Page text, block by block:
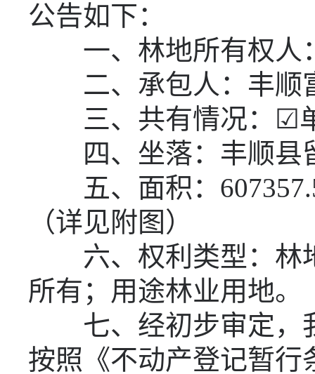
公告如下：
一、林地所有权人
二、承包人：丰顺
三、共有情况：☑
四、坐落：丰顺
五、面积：
（详见附图）
六、权利类型：林
所有；用途林业用地。
七、经初步审定，
按照《不动产登记暂行